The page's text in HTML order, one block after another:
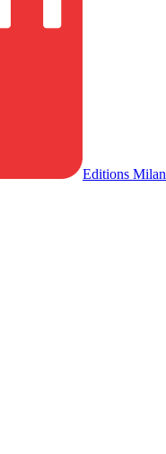
Editions Milan